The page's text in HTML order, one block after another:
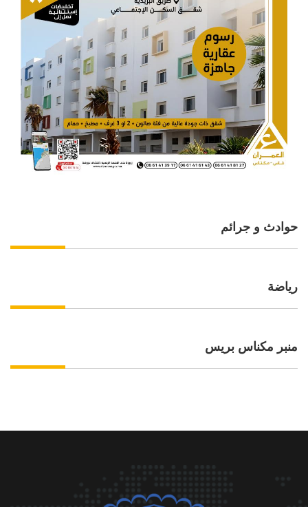
حوادث و جرائم
رياضة
منبر مكناس بريس